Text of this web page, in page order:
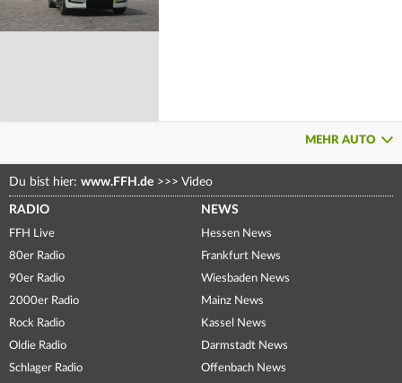
MEHR AUTO
Du bist hier: www.FFH.de >>> Video
RADIO
FFH Live
80er Radio
90er Radio
2000er Radio
Rock Radio
Oldie Radio
Schlager Radio
NEWS
Hessen News
Frankfurt News
Wiesbaden News
Mainz News
Kassel News
Darmstadt News
Offenbach News